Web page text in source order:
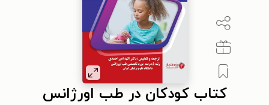
کتاب کودکان در طب اورژانس